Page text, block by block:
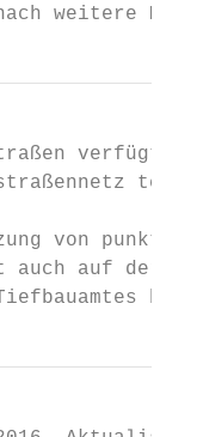
weitere
verfügt
von
auf der